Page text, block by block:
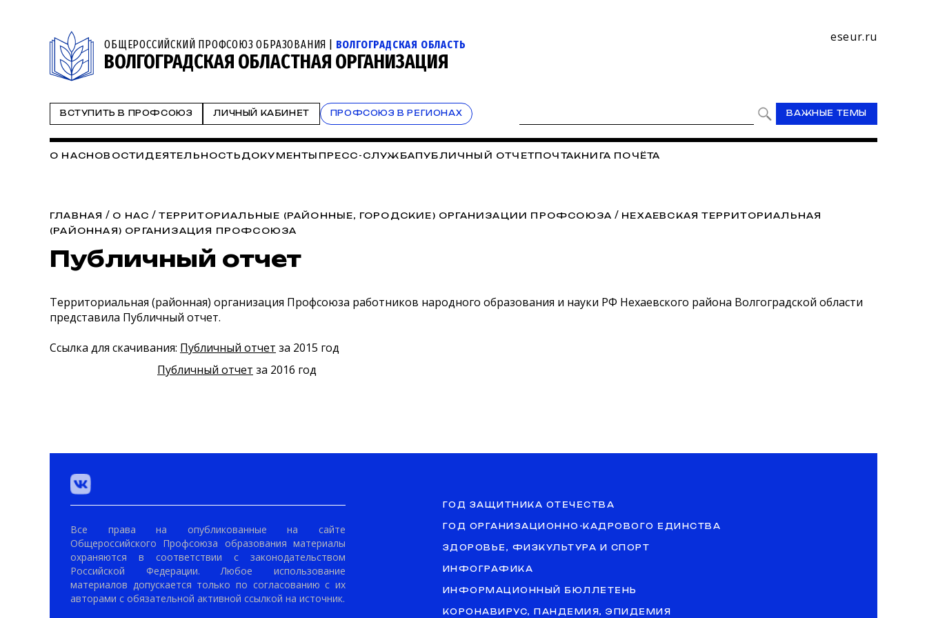
ОБЩЕРОССИЙСКИЙ ПРОФСОЮЗ ОБРАЗОВАНИЯ | ВОЛГОГРАДСКАЯ ОБЛАСТЬ
ВОЛГОГРАДСКАЯ ОБЛАСТНАЯ ОРГАНИЗАЦИЯ
eseur.ru
ВСТУПИТЬ В ПРОФСОЮЗ ЛИЧНЫЙ КАБИНЕТ ПРОФСОЮЗ В РЕГИОНАХ ВАЖНЫЕ ТЕМЫ
О НАСНОВОСТИ ДЕЯТЕЛЬНОСТЬ ДОКУМЕНТЫ ПРЕСС-СЛУЖБАПУБЛИЧНЫЙ ОТЧЕТПОЧТАКНИГА ПОЧЁТА
ГЛАВНАЯ / О НАС /ТЕРРИТОРИАЛЬНЫЕ (РАЙОННЫЕ, ГОРОДСКИЕ) ОРГАНИЗАЦИИ ПРОФСОЮЗА / НЕХАЕВСКАЯ ТЕРРИТОРИАЛЬНАЯ
(РАЙОННАЯ) ОРГАНИЗАЦИЯ ПРОФСОЮЗА
Публичный отчет
Территориальная (районная) организация Профсоюза работников народного образования и науки РФ Нехаевского района Волгоградской области
представила Публичный отчет.
Ссылка для скачивания: Публичный отчет за 2015 год
Публичный отчет за 2016 год
Все права на опубликованные на сайте
Общероссийского Профсоюза образования материалы
охраняются в соответствии с законодательством
Российской Федерации. Любое использование
материалов допускается только по согласованию с их
авторами с обязательной активной ссылкой на источник.
ГОД ЗАЩИТНИКА ОТЕЧЕСТВА
ГОД ОРГАНИЗАЦИОННО-КАДРОВОГО ЕДИНСТВА
ЗДОРОВЬЕ, ФИЗКУЛЬТУРА И СПОРТ
ИНФОГРАФИКА
ИНФОРМАЦИОННЫЙ БЮЛЛЕТЕНЬ
КОРОНАВИРУС, ПАНДЕМИЯ, ЭПИДЕМИЯ